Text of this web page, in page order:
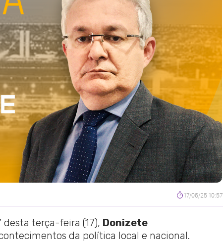
17/06/25 10:57
desta terça-feira (17), Donizete
da política local e nacional.